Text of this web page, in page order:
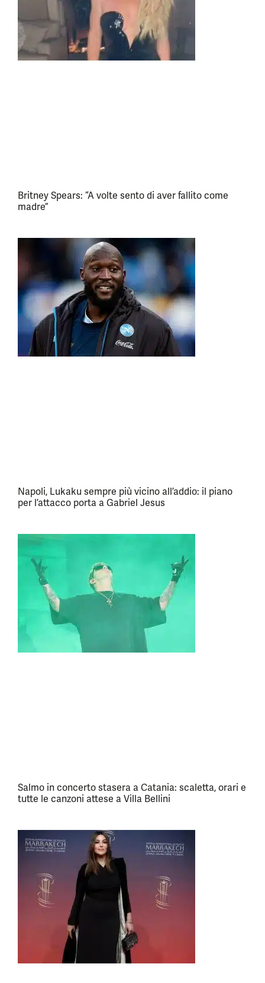
Britney Spears: “A volte sento di aver fallito come
madre”
Napoli, Lukaku sempre più vicino all’addio: il piano
per l’attacco porta a Gabriel Jesus
Salmo in concerto stasera a Catania: scaletta, orari e
tutte le canzoni attese a Villa Bellini